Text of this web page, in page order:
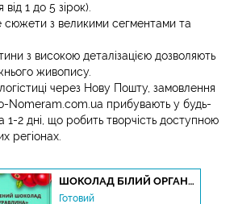
1 до 5 зірок).
сюжети з великими сегментами та
з високою деталізацією дозволяють
живопису.
через Нову Пошту, замовлення
Nomeram.com.ua прибувають у будь-
1-2 дні, що робить творчість доступною
регіонах.
ШОКОЛАД БІЛИЙ ОРГАНІЧНИЙ "ЖУРАВЛИНА", 100Г
Готовий